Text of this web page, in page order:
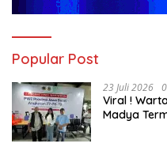
Popular Post
23 Juli 2026
Viral !
Madya